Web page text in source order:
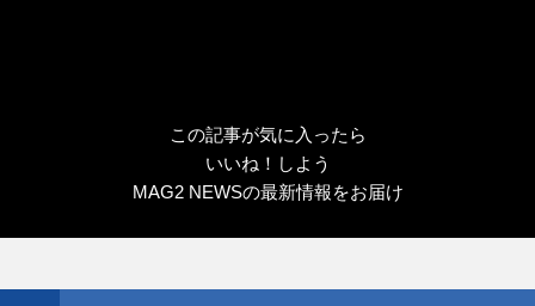
この記事が気に入ったら
いいね！しよう
MAG2 NEWSの最新情報をお届け